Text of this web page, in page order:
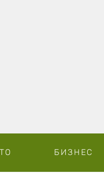
БИЗНЕС